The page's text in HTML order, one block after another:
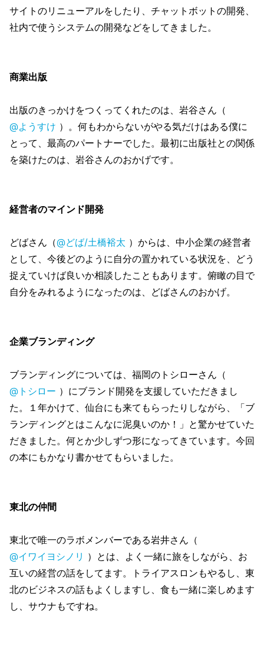
サイトのリニューアルをしたり、チャットボットの開発、
社内で使うシステムの開発などをしてきました。
商業出版
出版のきっかけをつくってくれたのは、岩谷さん（
@ようすけ ）。何もわからないがやる気だけはある僕に
とって、最高のパートナーでした。最初に出版社との関係
を築けたのは、岩谷さんのおかげです。
経営者のマインド開発
どばさん（@どば/土橋裕太 ）からは、中小企業の経営者
として、今後どのように自分の置かれている状況を、どう
捉えていけば良いか相談したこともあります。俯瞰の目で
自分をみれるようになったのは、どばさんのおかげ。
企業ブランディング
ブランディングについては、福岡のトシローさん（
@トシロー ）にブランド開発を支援していただきまし
た。１年かけて、仙台にも来てもらったりしながら、「ブ
ランディングとはこんなに泥臭いのか！」と驚かせていた
だきました。何とか少しずつ形になってきています。今回
の本にもかなり書かせてもらいました。
東北の仲間
東北で唯一のラボメンバーである岩井さん（
@イワイヨシノリ ）とは、よく一緒に旅をしながら、お
互いの経営の話をしてます。トライアスロンもやるし、東
北のビジネスの話もよくしますし、食も一緒に楽しめます
し、サウナもですね。